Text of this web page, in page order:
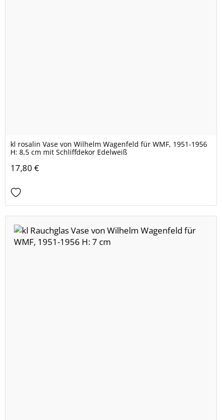
kl rosalin Vase von Wilhelm Wagenfeld für WMF, 1951-1956
H: 8,5 cm mit Schliffdekor Edelweiß
17,80 €